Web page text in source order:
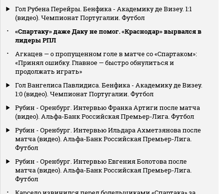
Гол Рубена Перейры. Бенфика - Академику де Визеу. 1:1
(видео). Чемпионат Португалии. Футбол
«Спартаку» даже Даку не помог. «Краснодар» вырвался в
лидеры РПЛ
Агкацев — о пропущенном голе в матче со «Спартаком»:
«Принял ошибку. Главное — быстро обнулиться и
продолжать играть»
Гол Вангелиса Павлидиса. Бенфика - Академику де Визеу.
1:0 (видео). Чемпионат Португалии. Футбол
Рубин - Оренбург. Интервью Франка Артиги после матча
(видео). Альфа-Банк Российская Премьер-Лига. Футбол
Рубин - Оренбург. Интервью Ильдара Ахметзянова после
матча (видео). Альфа-Банк Российская Премьер-Лига.
Футбол
Рубин - Оренбург. Интервью Евгения Болотова после
матча (видео). Альфа-Банк Российская Премьер-Лига.
Футбол